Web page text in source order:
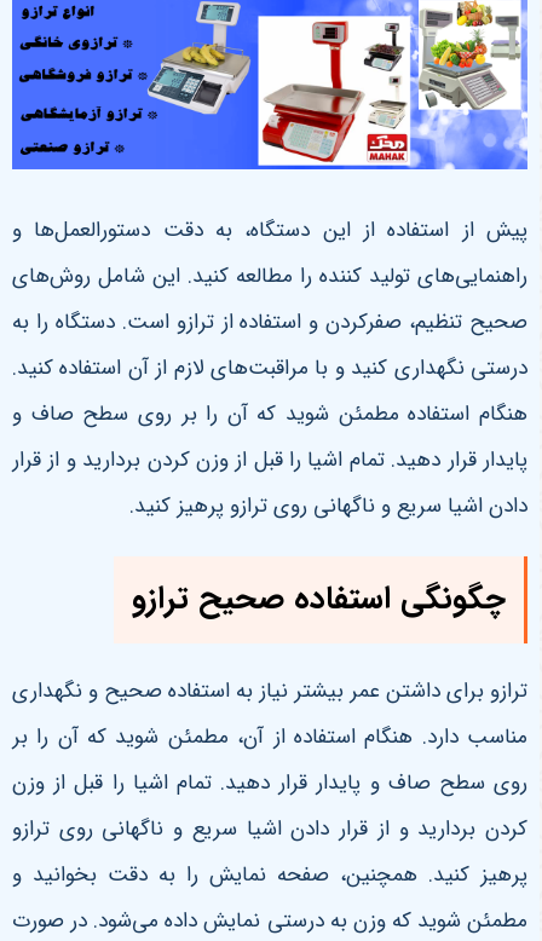
پیش از استفاده از این دستگاه، به دقت دستورالعمل‌ها و
راهنمایی‌های تولید کننده را مطالعه کنید. این شامل روش‌های
صحیح تنظیم، صفرکردن و استفاده از ترازو است. دستگاه را به
درستی نگهداری کنید و با مراقبت‌های لازم از آن استفاده کنید.
هنگام استفاده مطمئن شوید که آن را بر روی سطح صاف و
پایدار قرار دهید. تمام اشیا را قبل از وزن کردن بردارید و از قرار
دادن اشیا سریع و ناگهانی روی ترازو پرهیز کنید.
چگونگی استفاده صحیح ترازو
ترازو برای داشتن عمر بیشتر نیاز به استفاده صحیح و نگهداری
مناسب دارد. هنگام استفاده از آن، مطمئن شوید که آن را بر
روی سطح صاف و پایدار قرار دهید. تمام اشیا را قبل از وزن
کردن بردارید و از قرار دادن اشیا سریع و ناگهانی روی ترازو
پرهیز کنید. همچنین، صفحه نمایش را به دقت بخوانید و
مطمئن شوید که وزن به درستی نمایش داده می‌شود. در صورت